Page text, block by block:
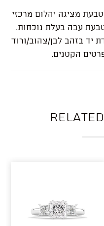
מציגה יהלום מרכזי
עבה בעלת נוכחות.
יד בזהב לבן/צהוב/ורוד